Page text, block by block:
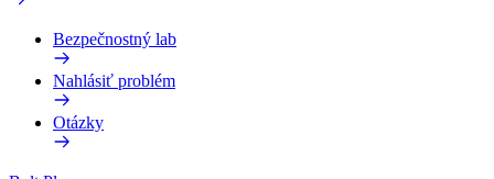
Bezpečnostný lab
Nahlásiť problém
Otázky